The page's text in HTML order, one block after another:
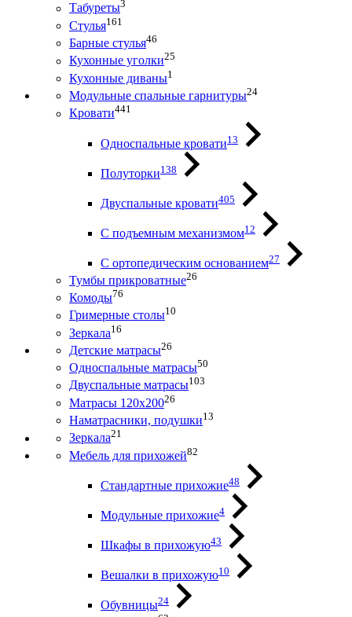
Табуреты3
Стулья161
Барные стулья46
Кухонные уголки25
Кухонные диваны1
Модульные спальные гарнитуры24
Кровати441
Односпальные кровати13
Полуторки138
Двуспальные кровати405
С подъемным механизмом12
С ортопедическим основанием27
Тумбы прикроватные26
Комоды76
Гримерные столы10
Зеркала16
Детские матрасы26
Односпальные матрасы50
Двуспальные матрасы103
Матрасы 120х20026
Наматрасники, подушки13
Зеркала21
Мебель для прихожей82
Стандартные прихожие48
Модульные прихожие4
Шкафы в прихожую43
Вешалки в прихожую10
Обувницы24